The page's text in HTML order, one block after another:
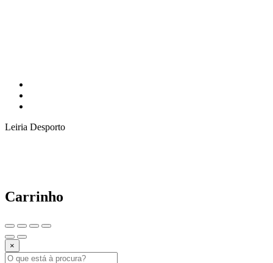
Leiria Desporto
Carrinho
×